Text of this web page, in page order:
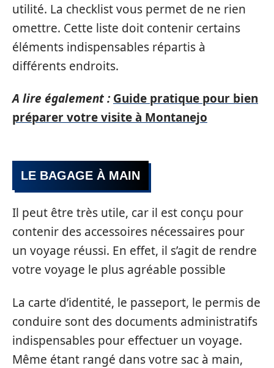
utilité. La checklist vous permet de ne rien
omettre. Cette liste doit contenir certains
éléments indispensables répartis à
différents endroits.
A lire également : Guide pratique pour bien
préparer votre visite à Montanejo
LE BAGAGE À MAIN
Il peut être très utile, car il est conçu pour
contenir des accessoires nécessaires pour
un voyage réussi. En effet, il s’agit de rendre
votre voyage le plus agréable possible
La carte d’identité, le passeport, le permis de
conduire sont des documents administratifs
indispensables pour effectuer un voyage.
Même étant rangé dans votre sac à main,